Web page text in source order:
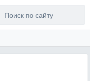
предложений по